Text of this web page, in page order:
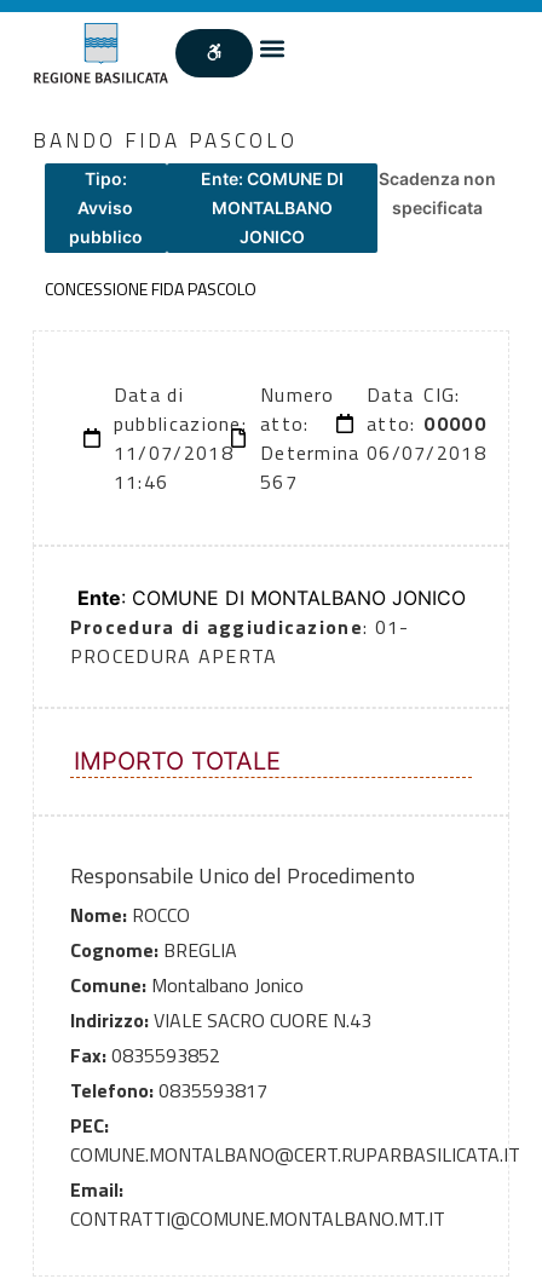
BANDO FIDA PASCOLO
Tipo:
Avviso
pubblico
Ente: COMUNE DI
MONTALBANO
JONICO
Scadenza non
specificata
CONCESSIONE FIDA PASCOLO
Data di
pubblicazione:
11/07/2018
11:46
Numero
atto:
Determina
567
Data
atto:
06/07/2018
CIG:
00000
Ente: COMUNE DI MONTALBANO JONICO
Procedura di aggiudicazione: 01-
PROCEDURA APERTA
IMPORTO TOTALE
Responsabile Unico del Procedimento
Nome:ROCCO
Cognome:BREGLIA
Comune:Montalbano Jonico
Indirizzo:VIALE SACRO CUORE N.43
Fax:0835593852
Telefono:0835593817
PEC:
COMUNE.MONTALBANO@CERT.RUPARBASILICATA.IT
Email:
CONTRATTI@COMUNE.MONTALBANO.MT.IT